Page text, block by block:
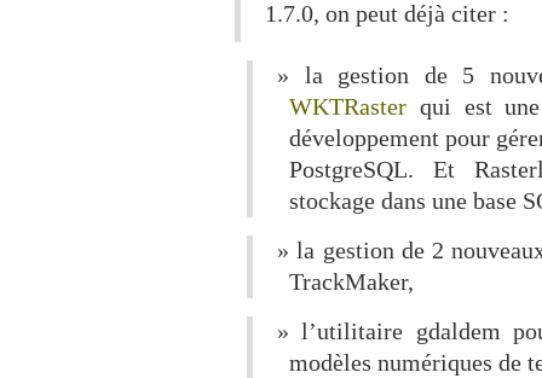
1.7.0, on peut déjà citer :
la gestion de 5
WKTRaster qui est
développement pour
PostgreSQL. Et
stockage dans une base
la gestion de 2
TrackMaker,
l’utilitaire gdaldem
modèles numériques de